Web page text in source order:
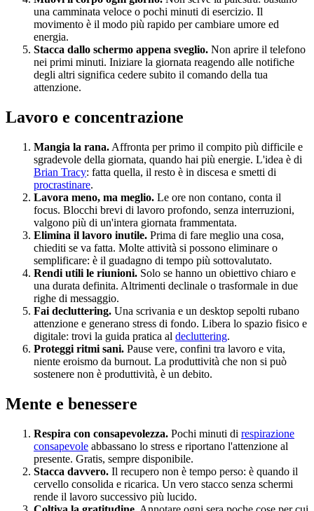
una camminata veloce o pochi minuti di esercizio. Il
movimento è il modo più rapido per cambiare umore ed
energia.
Stacca dallo schermo appena sveglio. Non aprire il telefono
nei primi minuti. Iniziare la giornata reagendo alle notifiche
degli altri significa cedere subito il comando della tua
attenzione.
Lavoro e concentrazione
Mangia la rana. Affronta per primo il compito più difficile e
sgradevole della giornata, quando hai più energie. L'idea è di
Brian Tracy: fatta quella, il resto è in discesa e smetti di
procrastinare.
Lavora meno, ma meglio. Le ore non contano, conta il
focus. Blocchi brevi di lavoro profondo, senza interruzioni,
valgono più di un'intera giornata frammentata.
Elimina il lavoro inutile. Prima di fare meglio una cosa,
chiediti se va fatta. Molte attività si possono eliminare o
semplificare: è il guadagno di tempo più sottovalutato.
Rendi utili le riunioni. Solo se hanno un obiettivo chiaro e
una durata definita. Altrimenti declinale o trasformale in due
righe di messaggio.
Fai decluttering. Una scrivania e un desktop sepolti rubano
attenzione e generano stress di fondo. Libera lo spazio fisico e
digitale: trovi la guida pratica al decluttering.
Proteggi ritmi sani. Pause vere, confini tra lavoro e vita,
niente eroismo da burnout. La produttività che non si può
sostenere non è produttività, è un debito.
Mente e benessere
Respira con consapevolezza. Pochi minuti di respirazione
consapevole abbassano lo stress e riportano l'attenzione al
presente. Gratis, sempre disponibile.
Stacca davvero. Il recupero non è tempo perso: è quando il
cervello consolida e ricarica. Un vero stacco senza schermi
rende il lavoro successivo più lucido.